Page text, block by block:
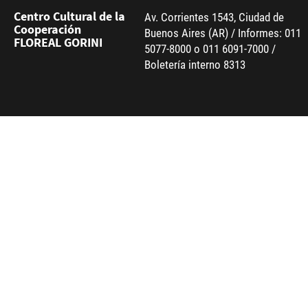
Centro Cultural de la
Cooperación
FLOREAL GORINI
Av. Corrientes 1543, Ciudad de
Buenos Aires (AR) / Informes: 011
5077-8000 o 011 6091-7000 /
Boletería interno 8313